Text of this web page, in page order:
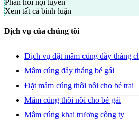
Xem tất cả bình luận
Dịch vụ của chúng tôi
Dịch vụ đặt mâm cúng đầy tháng
Mâm cúng đầy tháng bé gái
Đặt mâm cúng thôi nôi cho bé trai
Mâm cúng thôi nôi cho bé gái
Mâm cúng khai trương công ty